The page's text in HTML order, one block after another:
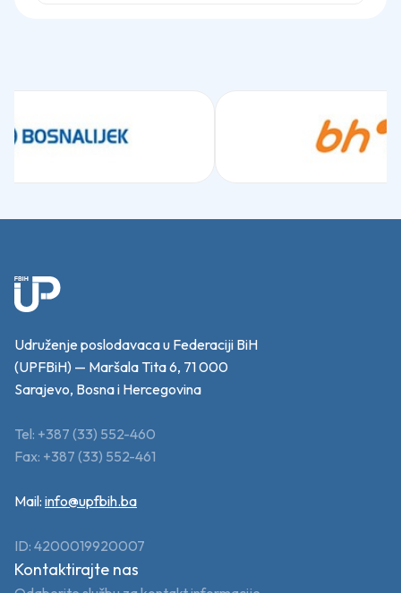
Udruženje poslodavaca u Federaciji BiH
(UPFBiH) — Maršala Tita 6, 71 000
Sarajevo, Bosna i Hercegovina
Tel: +387 (33) 552-460
Fax: +387 (33) 552-461
Mail: info@upfbih.ba
ID: 4200019920007
Kontaktirajte nas